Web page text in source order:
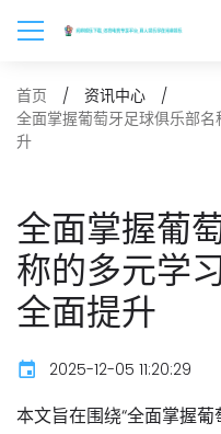
首页
资讯中心
全面掌握葡萄牙足球俱乐部
升
全面掌握葡
称的多元学
全面提升
2025-12-05 11:20:29
本文旨在围绕“全面掌握